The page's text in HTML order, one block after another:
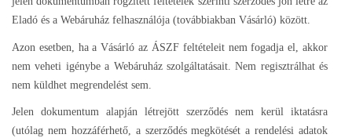
Eladó és a Webáruház felhasználója (továbbiakban Vásárló) között.
Azon esetben, ha a Vásárló az ÁSZF feltételeit nem fogadja el, akkor
nem veheti igénybe a Webáruház szolgáltatásait. Nem regisztrálhat és
nem küldhet megrendelést sem.
Jelen dokumentum alapján létrejött szerződés nem kerül iktatásra
(utólag nem hozzáférhető, a szerződés megkötését a rendelési adatok